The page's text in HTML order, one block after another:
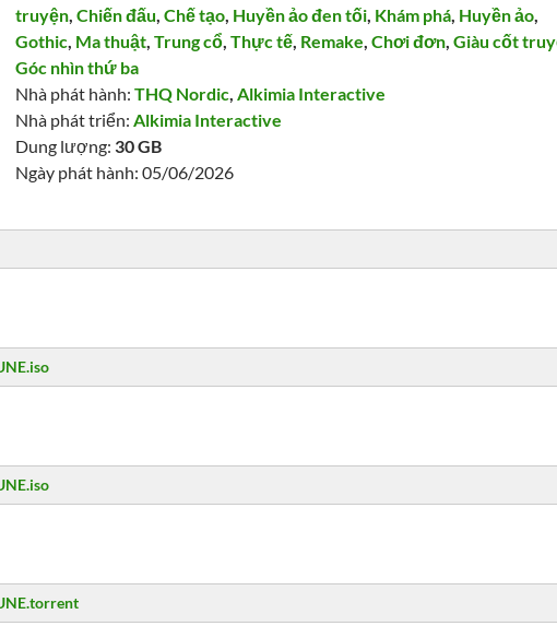
truyện,Chiến đấu,Chế tạo, Huyền ảo đen tối, Khám phá, Huyền ảo,
Gothic, Ma thuật,Trung cổ,Thực tế, Remake,Chơi đơn,Giàu cốt
Góc nhìn thứ ba
Nhà phát hành:THQ Nordic,Alkimia Interactive
Nhà phát triển:Alkimia Interactive
Dung lượng: 30 GB
Ngày phát hành: 05/06/2026